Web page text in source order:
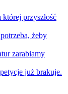
przyszłość
żeby
zarabiamy
już brakuje.